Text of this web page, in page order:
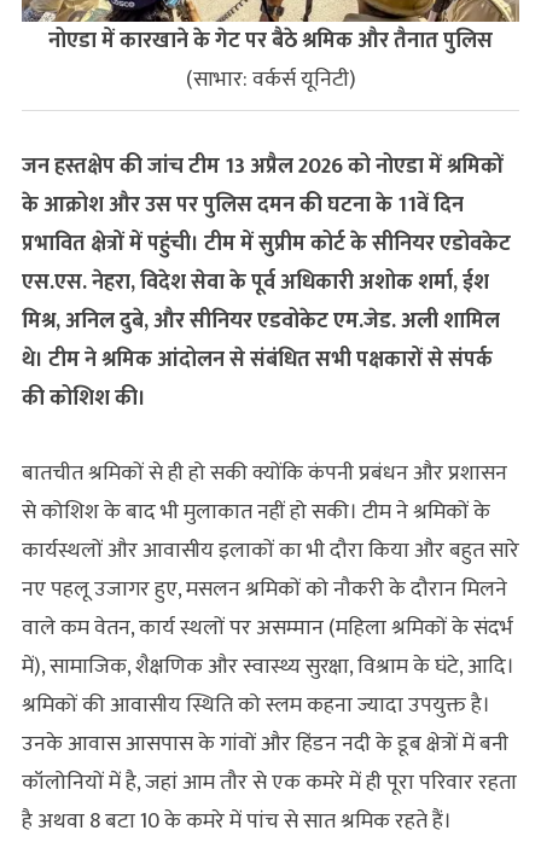
नोएडा में कारखाने के गेट पर बैठे श्रमिक और तैनात पुलिस
(साभार: वर्कर्स यूनिटी)
जन हस्तक्षेप की जांच टीम 13 अप्रैल 2026 को नोएडा में श्रमिकों
के आक्रोश और उस पर पुलिस दमन की घटना के 11वें दिन
प्रभावित क्षेत्रों में पहुंची। टीम में सुप्रीम कोर्ट के सीनियर एडोवकेट
एस.एस. नेहरा, विदेश सेवा के पूर्व अधिकारी अशोक शर्मा, ईश
मिश्र, अनिल दुबे, और सीनियर एडवोकेट एम.जेड. अली शामिल
थे। टीम ने श्रमिक आंदोलन से संबंधित सभी पक्षकारों से संपर्क
की कोशिश की।
बातचीत श्रमिकों से ही हो सकी क्योंकि कंपनी प्रबंधन और प्रशासन
से कोशिश के बाद भी मुलाकात नहीं हो सकी। टीम ने श्रमिकों के
कार्यस्थलों और आवासीय इलाकों का भी दौरा किया और बहुत सारे
नए पहलू उजागर हुए, मसलन श्रमिकों को नौकरी के दौरान मिलने
वाले कम वेतन, कार्य स्थलों पर असम्मान (महिला श्रमिकों के संदर्भ
में), सामाजिक, शैक्षणिक और स्वास्थ्य सुरक्षा, विश्राम के घंटे, आदि।
श्रमिकों की आवासीय स्थिति को स्लम कहना ज्यादा उपयुक्त है।
उनके आवास आसपास के गांवों और हिंडन नदी के डूब क्षेत्रों में बनी
कॉलोनियों में है, जहां आम तौर से एक कमरे में ही पूरा परिवार रहता
है अथवा 8 बटा 10 के कमरे में पांच से सात श्रमिक रहते हैं।